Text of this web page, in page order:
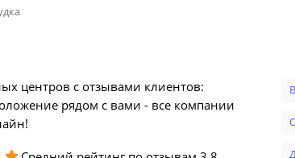
центров с отзывами клиентов:
рядом с вами - все компании